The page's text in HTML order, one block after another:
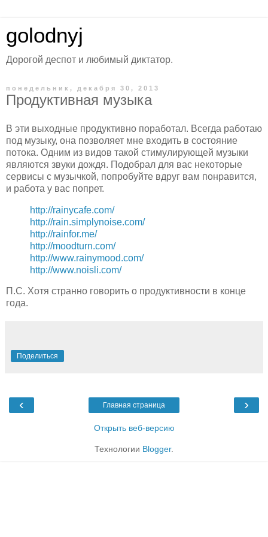
golodnyj
Дорогой деспот и любимый диктатор.
понедельник, декабря 30, 2013
Продуктивная музыка
В эти выходные продуктивно поработал. Всегда работаю
под музыку, она позволяет мне входить в состояние
потока. Одним из видов такой стимулирующей музыки
являются звуки дождя. Подобрал для вас некоторые
сервисы с музычкой, попробуйте вдруг вам понравится,
и работа у вас попрет.
http://rainycafe.com/
http://rain.simplynoise.com/
http://rainfor.me/
http://moodturn.com/
http://www.rainymood.com/
http://www.noisli.com/
П.С. Хотя странно говорить о продуктивности в конце
года.
Поделиться
‹ ›
Главная страница
Открыть веб-версию
Технологии Blogger.